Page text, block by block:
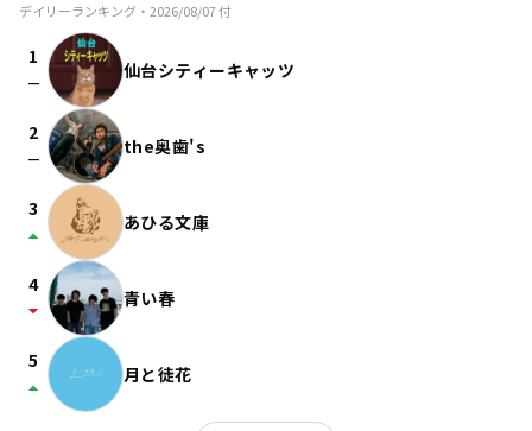
デイリーランキング・ 2026/08/07付
1
check_indeterminate_small 仙台シティーキャッツ
2
check_indeterminate_small the奥歯's
3
arrow_drop_up あひる文庫
4
arrow_drop_down 青い春
5
arrow_drop_up 月と徒花